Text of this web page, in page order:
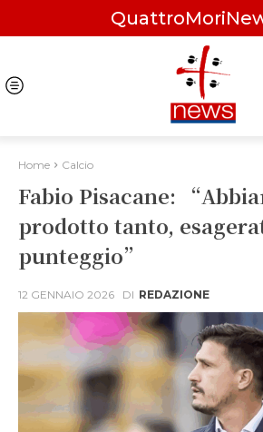
Home Calcio
Fabio Pisacane:
prodotto tanto,
punteggio”
12 GENNAIO 2026 DI REDAZIONE